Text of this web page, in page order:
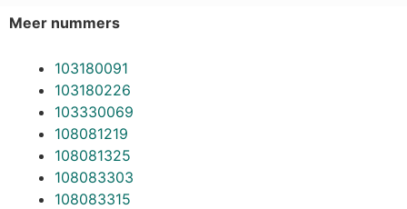
Meer nummers
103180091
103180226
103330069
108081219
108081325
108083303
108083315